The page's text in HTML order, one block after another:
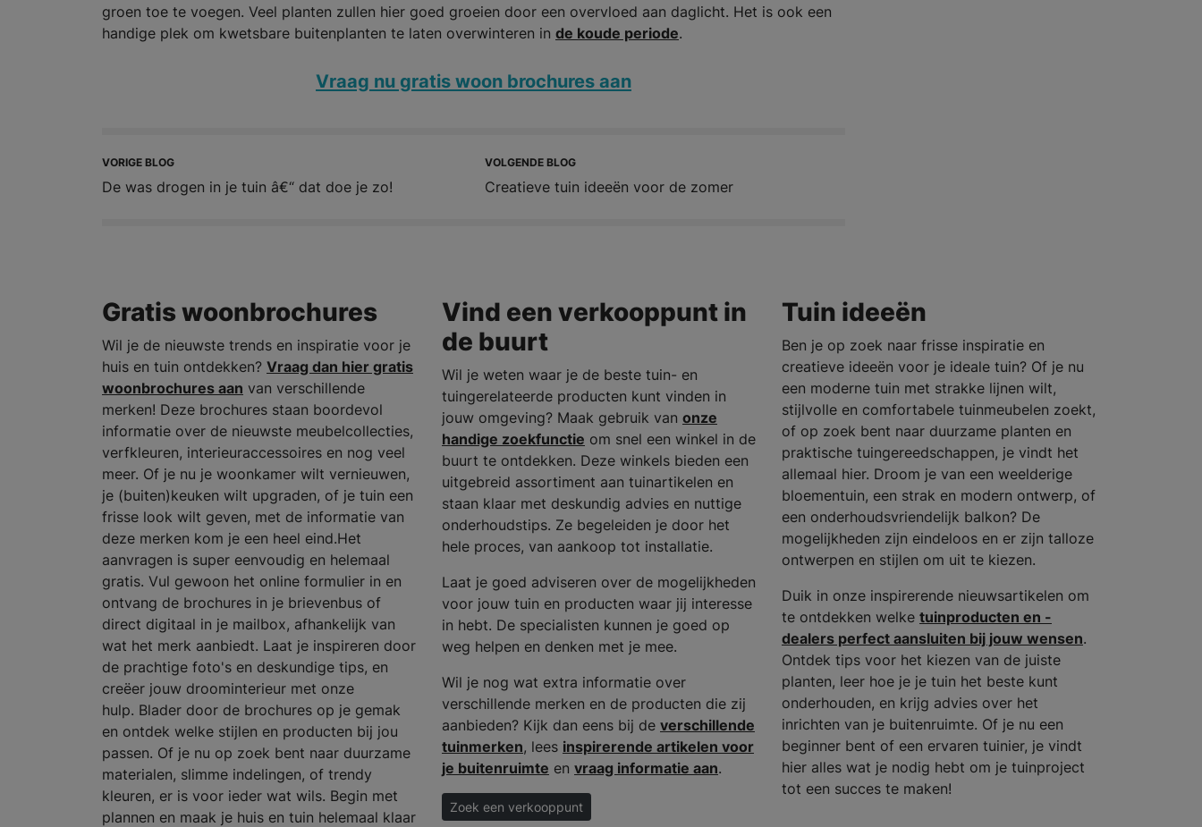
groen toe te voegen. Veel planten zullen hier goed groeien door een overvloed aan daglicht. Het is ook een
handige plek om kwetsbare buitenplanten te laten overwinteren in de koude periode.
Vraag nu gratis woon brochures aan
VORIGE BLOG
De was drogen in je tuin â€“ dat doe je zo!
VOLGENDE BLOG
Creatieve tuin ideeën voor de zomer
Gratis woonbrochures
Wil je de nieuwste trends en inspiratie voor je
huis en tuin ontdekken? Vraag dan hier gratis
woonbrochures aan van verschillende
merken! Deze brochures staan boordevol
informatie over de nieuwste meubelcollecties,
verfkleuren, interieuraccessoires en nog veel
meer. Of je nu je woonkamer wilt vernieuwen,
je (buiten)keuken wilt upgraden, of je tuin een
frisse look wilt geven, met de informatie van
deze merken kom je een heel eind.Het
aanvragen is super eenvoudig en helemaal
gratis. Vul gewoon het online formulier in en
ontvang de brochures in je brievenbus of
direct digitaal in je mailbox, afhankelijk van
wat het merk aanbiedt. Laat je inspireren door
de prachtige foto's en deskundige tips, en
creëer jouw droominterieur met onze
hulp. Blader door de brochures op je gemak
en ontdek welke stijlen en producten bij jou
passen. Of je nu op zoek bent naar duurzame
materialen, slimme indelingen, of trendy
kleuren, er is voor ieder wat wils. Begin met
plannen en maak je huis en tuin helemaal klaar
Vind een verkooppunt in
de buurt
Wil je weten waar je de beste tuin- en
tuingerelateerde producten kunt vinden in
jouw omgeving? Maak gebruik van onze
handige zoekfunctie om snel een winkel in de
buurt te ontdekken. Deze winkels bieden een
uitgebreid assortiment aan tuinartikelen en
staan klaar met deskundig advies en nuttige
onderhoudstips. Ze begeleiden je door het
hele proces, van aankoop tot installatie.
Laat je goed adviseren over de mogelijkheden
voor jouw tuin en producten waar jij interesse
in hebt. De specialisten kunnen je goed op
weg helpen en denken met je mee.
Wil je nog wat extra informatie over
verschillende merken en de producten die zij
aanbieden? Kijk dan eens bij de verschillende
tuinmerken, lees inspirerende artikelen voor
je buitenruimte en vraag informatie aan.
Zoek een verkooppunt
Tuin ideeën
Ben je op zoek naar frisse inspiratie en
creatieve ideeën voor je ideale tuin? Of je nu
een moderne tuin met strakke lijnen wilt,
stijlvolle en comfortabele tuinmeubelen zoekt,
of op zoek bent naar duurzame planten en
praktische tuingereedschappen, je vindt het
allemaal hier. Droom je van een weelderige
bloementuin, een strak en modern ontwerp, of
een onderhoudsvriendelijk balkon? De
mogelijkheden zijn eindeloos en er zijn talloze
ontwerpen en stijlen om uit te kiezen.
Duik in onze inspirerende nieuwsartikelen om
te ontdekken welke tuinproducten en -
dealers perfect aansluiten bij jouw wensen.
Ontdek tips voor het kiezen van de juiste
planten, leer hoe je je tuin het beste kunt
onderhouden, en krijg advies over het
inrichten van je buitenruimte. Of je nu een
beginner bent of een ervaren tuinier, je vindt
hier alles wat je nodig hebt om je tuinproject
tot een succes te maken!